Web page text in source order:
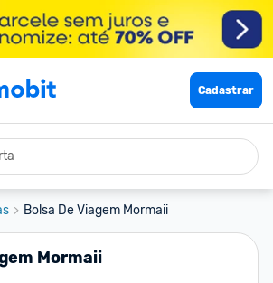
Cadastrar
Bolsa De Viagem Mormaii
Mormaii